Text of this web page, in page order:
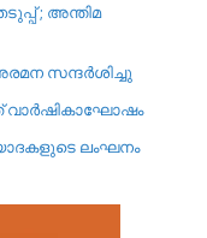
; അന്തിമ
സന്ദർശിച്ചു
വാർഷികാഘോഷം
ലംഘനം